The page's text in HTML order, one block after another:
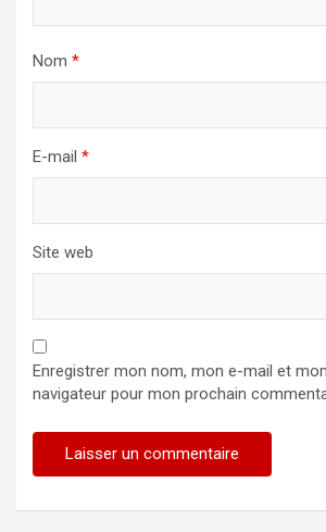
Nom *
E-mail *
Site web
Enregistrer mon nom, mon e-mail et
navigateur pour mon prochain